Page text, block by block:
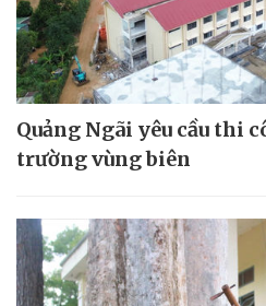
Quảng Ngãi yêu cầu thi
trường vùng biên